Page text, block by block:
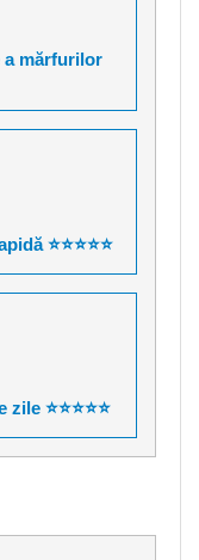
a mărfurilor
⭐⭐⭐⭐⭐
⭐⭐⭐⭐⭐